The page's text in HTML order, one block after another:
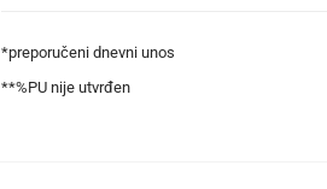
*preporučeni dnevni unos
**%PU nije utvrđen